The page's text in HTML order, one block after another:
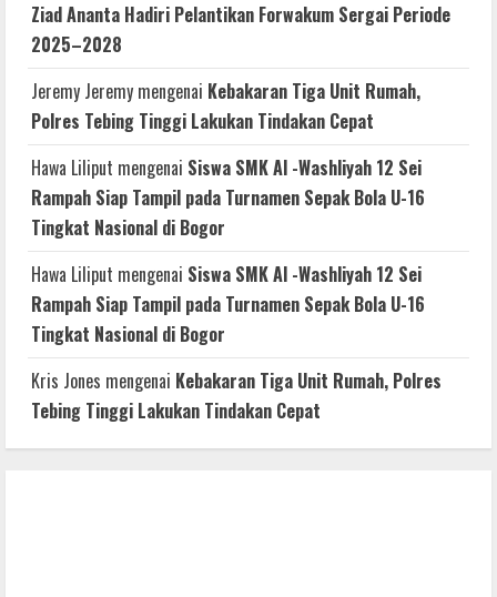
Ziad Ananta Hadiri Pelantikan Forwakum Sergai Periode
2025–2028
Jeremy Jeremy mengenai Kebakaran Tiga Unit Rumah,
Polres Tebing Tinggi Lakukan Tindakan Cepat
Hawa Liliput mengenai Siswa SMK Al -Washliyah 12 Sei
Rampah Siap Tampil pada Turnamen Sepak Bola U-16
Tingkat Nasional di Bogor
Hawa Liliput mengenai Siswa SMK Al -Washliyah 12 Sei
Rampah Siap Tampil pada Turnamen Sepak Bola U-16
Tingkat Nasional di Bogor
Kris Jones mengenai Kebakaran Tiga Unit Rumah, Polres
Tebing Tinggi Lakukan Tindakan Cepat